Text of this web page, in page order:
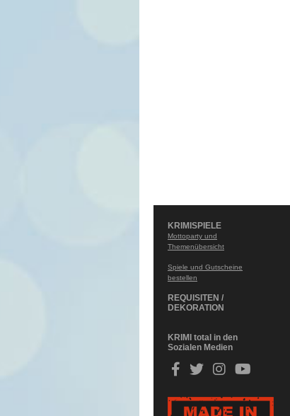
KRIMISPIELE
Mottoparty und
Themenübersicht
Spiele und Gutscheine
bestellen
REQUISITEN /
DEKORATION
KRIMI total in den
Sozialen Medien